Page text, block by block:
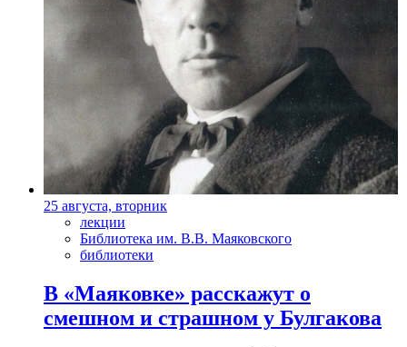
25 августа, вторник
лекции
Библиотека им. В.В. Маяковского
библиотеки
В «Маяковке» расскажут о
смешном и страшном у Булгакова